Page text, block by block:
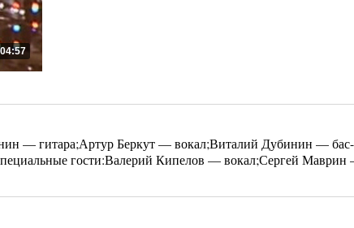
— гитара;Артур Беркут — вокал;Виталий Дубинин — бас-
гости:Валерий Кипелов — вокал;Сергей